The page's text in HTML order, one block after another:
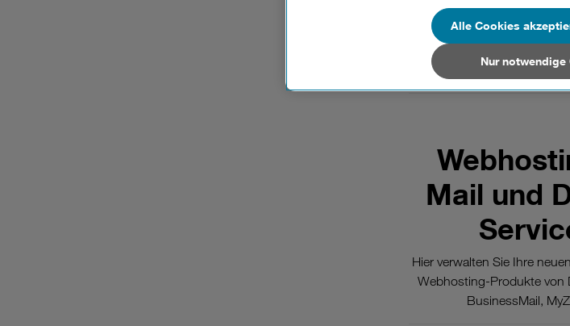
HEALIX
Office Phone IP Plattform
Mail und
Hier verwalten Sie Ihre
Webhosting-Produkte von
BusinessMail,
Cookies von Unternehmen in Drittstaaten, die ein
Europäischen Union aufweisen (z.B. Data Privacy
Wenn Sie „Nur notwendige Cookies“ wählen, dann
zur Funktion dieser Website unerlässlich sind.
Nur notwendige
Alle Cookies